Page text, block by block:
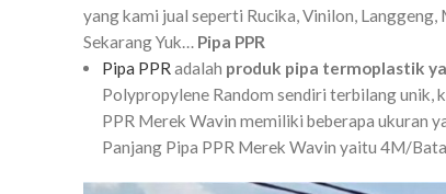
yang kami jual seperti Rucika, Vinilon,
Sekarang Yuk… Pipa PPR
Pipa PPR adalah produk pipa termoplastik
Polypropylene Random sendiri terbilang unik,
PPR Merek Wavin memiliki beberapa ukuran
Panjang Pipa PPR Merek Wavin yaitu 4M/